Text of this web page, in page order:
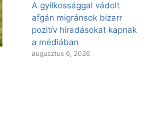
A gyilkossággal vádolt
afgán migránsok bizarr
pozitív híradásokat kapnak
a médiában
augusztus 6, 2026